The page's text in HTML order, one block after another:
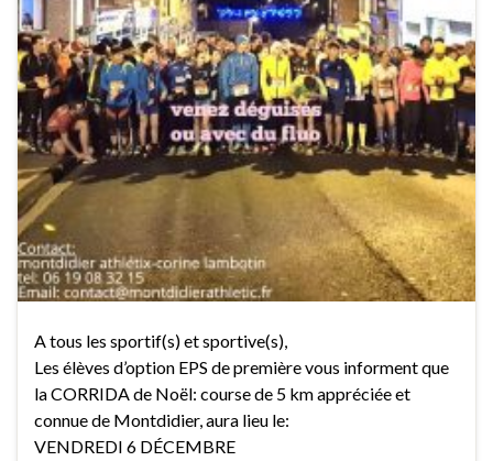
A tous les sportif(s) et sportive(s),
Les élèves d’option EPS de première vous informent que
la CORRIDA de Noël: course de 5 km appréciée et
connue de Montdidier, aura lieu le:
VENDREDI 6 DÉCEMBRE